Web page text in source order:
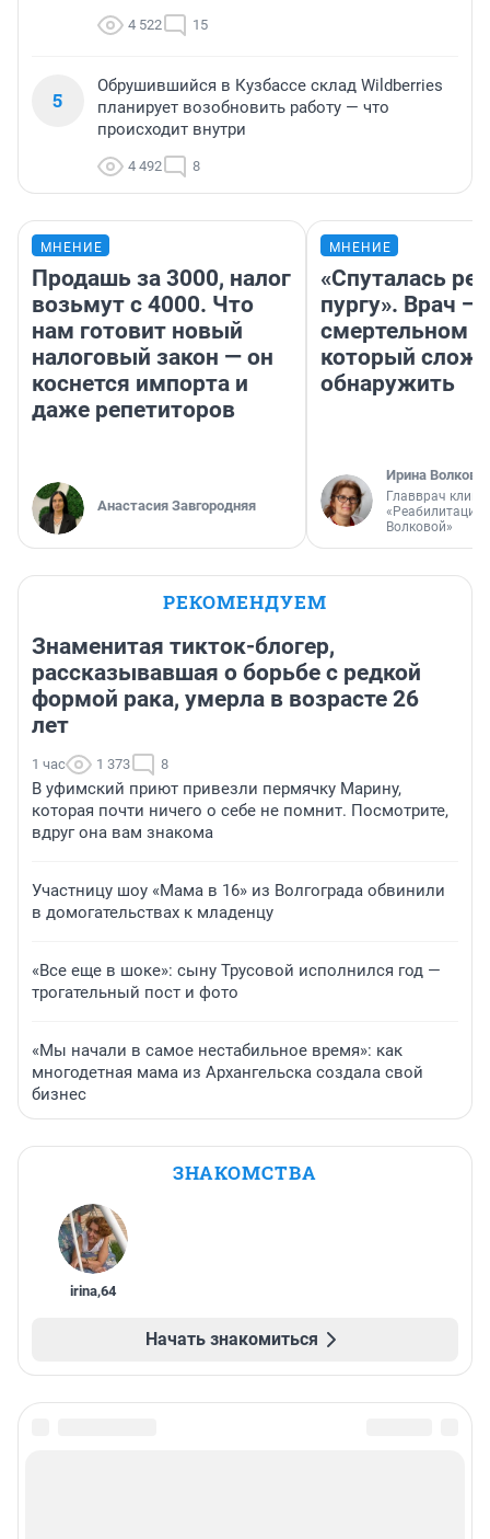
4 522 15
5
Обрушившийся в Кузбассе склад Wildberries
планирует возобновить работу — что
происходит внутри
4 492 8
МНЕНИЕ
Продашь за 3000, налог
возьмут с 4000. Что
нам готовит новый
налоговый закон — он
коснется импорта и
даже репетиторов
Анастасия Завгородняя
МНЕНИЕ
«Спуталась
пургу». Врач —
смертельном
который
обнаружить
Ирина Волкова
Главврач
«Реабилитация
Волковой»
РЕКОМЕНДУЕМ
Знаменитая тикток-блогер,
рассказывавшая о борьбе с редкой
формой рака, умерла в возрасте 26
лет
1 час 1 373 8
В уфимский приют привезли пермячку Марину,
которая почти ничего о себе не помнит. Посмотрите,
вдруг она вам знакома
Участницу шоу «Мама в 16» из Волгограда обвинили
в домогательствах к младенцу
«Все еще в шоке»: сыну Трусовой исполнился год —
трогательный пост и фото
«Мы начали в самое нестабильное время»: как
многодетная мама из Архангельска создала свой
бизнес
ЗНАКОМСТВА
irina,64
Начать знакомиться